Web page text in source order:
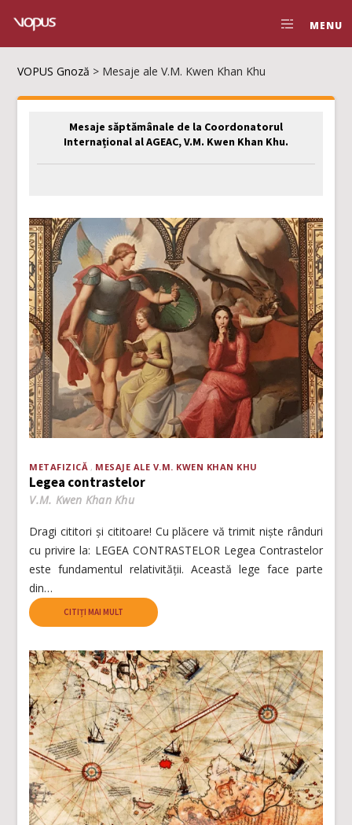
MENU
VOPUS Gnoză > Mesaje ale V.M. Kwen Khan Khu
Mesaje săptămânale de la Coordonatorul
Internațional al AGEAC, V.M. Kwen Khan Khu.
METAFIZICĂ MESAJE ALE V.M. KWEN KHAN KHU
Legea contrastelor
V.M. Kwen Khan Khu
Dragi cititori și cititoare! Cu plăcere vă trimit niște rânduri
cu privire la: LEGEA CONTRASTELOR Legea Contrastelor
este fundamentul relativității. Această lege face parte
din…
CITIȚI MAI MULT